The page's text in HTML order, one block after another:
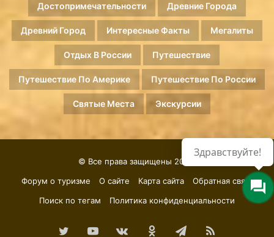
Достопримечательности Древние Города
Древний Город Интересные Факты Мегалиты
Отдых В России Путешествие
Путешествие По Америке Путешествие По России
Святые Места Экскурсии
© Все права защищены 2026.
Форум о туризме
О сайте Карта сайта
Обратная связь
Поиск по тегам
Политика конфиденциальности
TwitterYouTubevk.comОдноклассники
Telegram
RSS
Здравствуйте!